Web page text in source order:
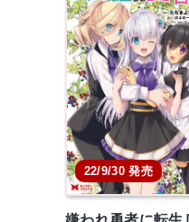
22/9/30 発売